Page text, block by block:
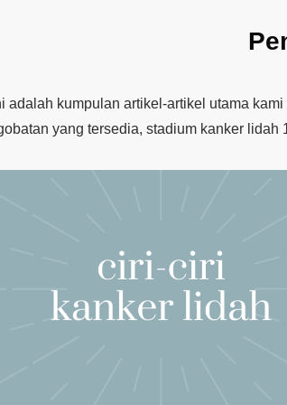
adalah kumpulan artikel-artikel utama
yang tersedia, stadium kanker